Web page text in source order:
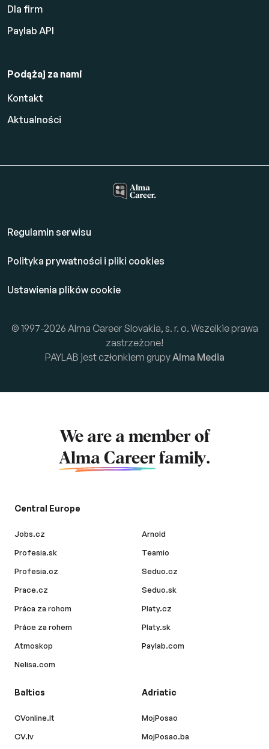
Dla firm
Paylab API
Podążaj za nami
Kontakt
Aktualności
Regulamin serwisu
Polityka prywatności i pliki cookies
Ustawienia plików cookie
© 1997-2026 Alma Career Slovakia, s. r. o. Wszelkie prawa
zastrzeżone!
PAYLAB jest członkiem grupy Alma Media
We are a member of
Alma Career family.
Central Europe
Jobs.cz
Profesia.sk
Profesia.cz
Prace.cz
Práca za rohom
Práce za rohem
Atmoskop
Nelisa.com
Arnold
Teamio
Seduo.cz
Seduo.sk
Platy.cz
Platy.sk
Paylab.com
Baltics
CVonline.lt
CV.lv
Adriatic
MojPosao
MojPosao.ba